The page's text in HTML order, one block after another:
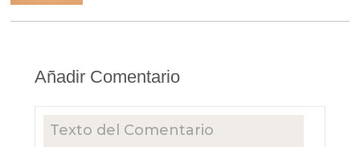
Añadir Comentario